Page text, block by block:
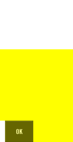
OK